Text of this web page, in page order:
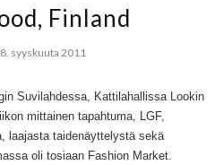
Finland
syyskuuta 2011
Suvilahdessa, Kattilahallissa Lookin
mittainen tapahtuma, LGF,
laajasta taidenäyttelystä sekä
oli tosiaan Fashion Market.